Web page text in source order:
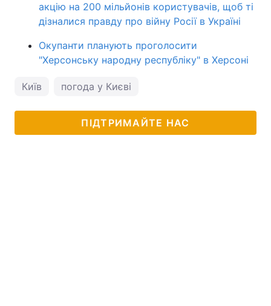
акцію на 200 мільйонів користувачів, щоб ті
дізналися правду про війну Росії в Україні
Окупанти планують проголосити
"Херсонську народну республіку" в Херсоні
Київ погода у Києві
ПІДТРИМАЙТЕ НАС